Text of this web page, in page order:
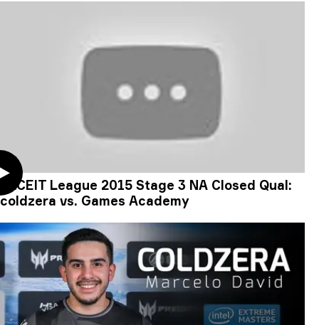
FACEIT League 2015 Stage 3 NA Closed Qual:
coldzera vs. Games Academy